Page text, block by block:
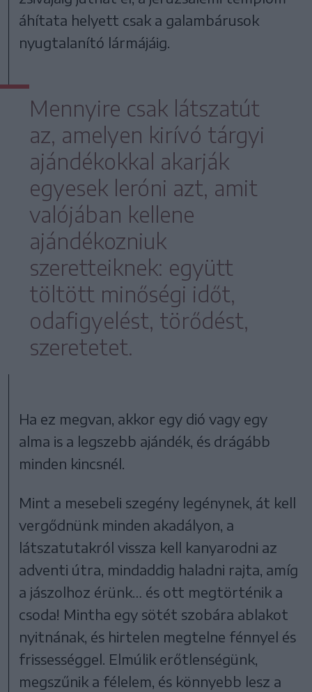
áhítata helyett csak a galambárusok
nyugtalanító lármájáig.
Mennyire csak látszatút
az, amelyen kirívó tárgyi
ajándékokkal akarják
egyesek leróni azt, amit
valójában kellene
ajándékozniuk
szeretteiknek: együtt
töltött minőségi időt,
odafigyelést, törődést,
szeretetet.
Ha ez megvan, akkor egy dió vagy egy
alma is a legszebb ajándék, és drágább
minden kincsnél.
Mint a mesebeli szegény legénynek, át kell
vergődnünk minden akadályon, a
látszatutakról vissza kell kanyarodni az
adventi útra, mindaddig haladni rajta, amíg
a jászolhoz érünk… és ott megtörténik a
csoda! Mintha egy sötét szobára ablakot
nyitnának, és hirtelen megtelne fénnyel és
frissességgel. Elmúlik erőtlenségünk,
megszűnik a félelem, és könnyebb lesz a